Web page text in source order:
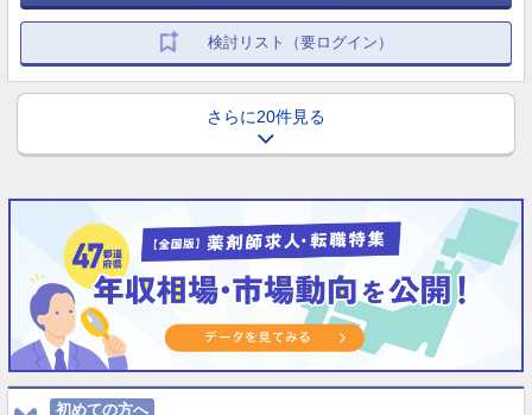
検討リスト（要ログイン）
さらに20件見る
初めての方へ